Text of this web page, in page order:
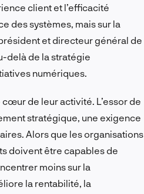
client et l’efficacité
des systèmes, mais sur la
et directeur général de
delà de la stratégie
numériques.
de leur activité. L’essor de
stratégique, une exigence
Alors que les organisations
doivent être capables de
moins sur la
la rentabilité, la